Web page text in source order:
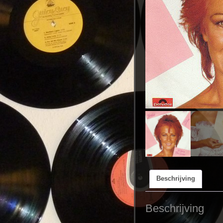
Beschrijving
Beschrijving